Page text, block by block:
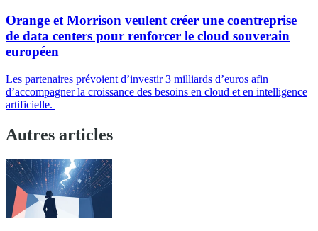
Orange et Morrison veulent créer une coentreprise
de data centers pour renforcer le cloud souverain
européen
Les partenaires prévoient d’investir 3 milliards d’euros afin
d’accompagner la croissance des besoins en cloud et en intelligence
artificielle.
Autres articles